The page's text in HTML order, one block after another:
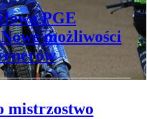
PGE
możliwości
mistrzostwo